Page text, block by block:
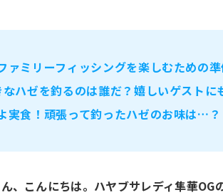
ァミリーフィッシングを楽しむための
ハゼを釣るのは誰だ？嬉しいゲストに
実食！頑張って釣ったハゼのお味は…？
、こんにちは。ハヤブサレディ隼華OG